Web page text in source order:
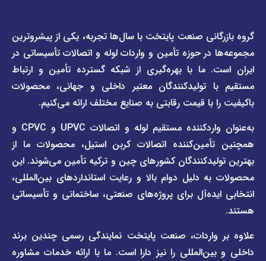
صنعت پایتخت با سال‌ها تجربه، یکی از پیشروترین
حوزه تأمین و واردات لوله و اتصالات تأسیساتی در
ما با بهره‌گیری از شبکه گسترده تأمین و ارتباط
تولیدکنندگان معتبر داخلی و جهانی، محصولات
با قیمت رقابتی به صنایع مختلف ارائه می‌کنیم.
به‌عنوان واردکننده مستقیم لوله و اتصالات UPVC و CPVC و
اتصالات کربن استیل، محصولات ما از
کشورهای چین و ترکیه تأمین می‌شوند. این
دلیل دوام بالا و رعایت استانداردهای بین‌المللی،
برای پروژه‌های صنعتی، ساختمانی و تأسیساتی
صنعت پایتخت نمایندگی رسمی چندین برند
را نیز دارا است. ما با ارائه خدمات مشاوره
دسترسی
سریع
صفحه
لیست
قیمت
صفحه
برند
پیمتاش
صفحه
برند
فاراب
اطلس
پول
دسترسی
سریع
درباره
ما
قوانین
و
مقررات
وبلاگ
خبری